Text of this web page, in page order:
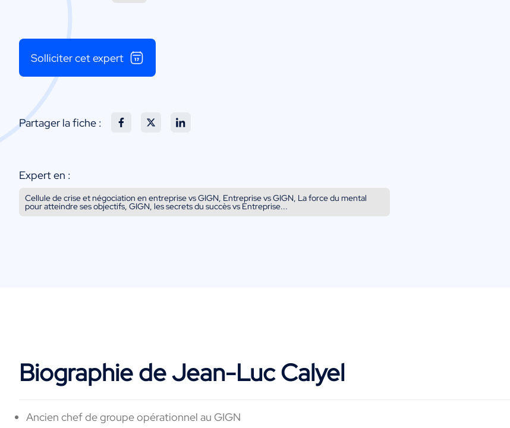
Solliciter cet expert
Partager la fiche :
Expert en :
Cellule de crise et négociation en entreprise vs GIGN, Entreprise vs GIGN, La force du mental
pour atteindre ses objectifs, GIGN, les secrets du succès vs Entreprise...
Biographie de Jean-Luc Calyel
Ancien chef de groupe opérationnel au GIGN